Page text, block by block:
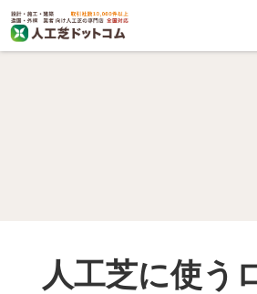
人工芝に使う